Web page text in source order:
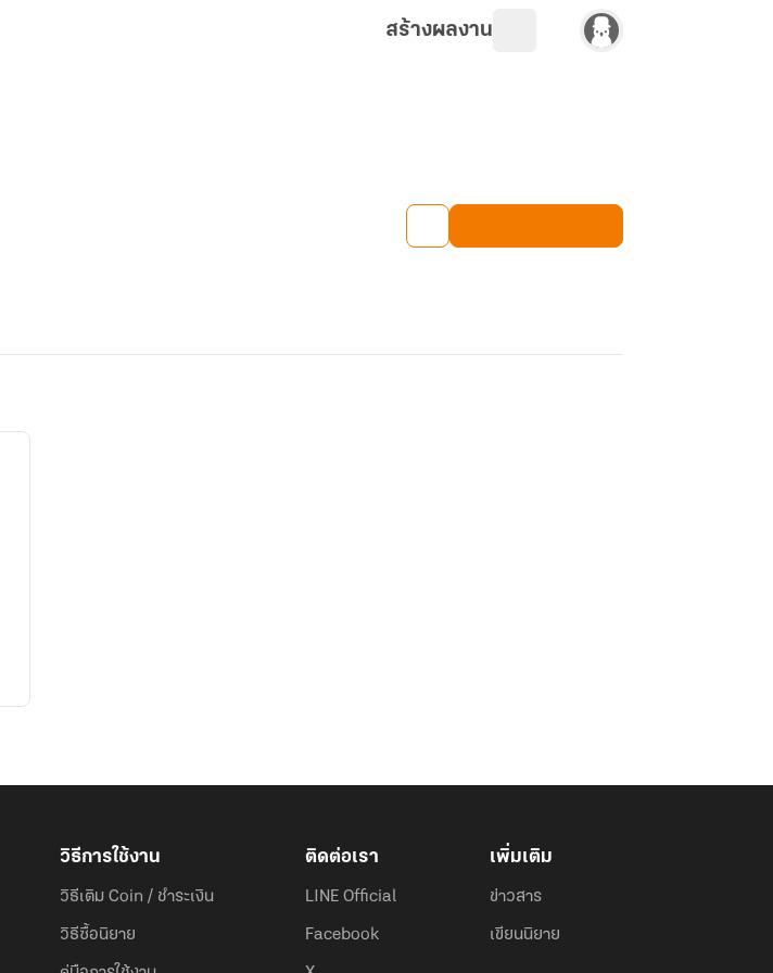
สร้างผลงาน
วิธีการใช้งาน
วิธีเติม Coin / ชำระเงิน
วิธีซื้อนิยาย
ติดต่อเรา
LINE Official
Facebook
เพิ่มเติม
ข่าวสาร
เขียนนิยาย